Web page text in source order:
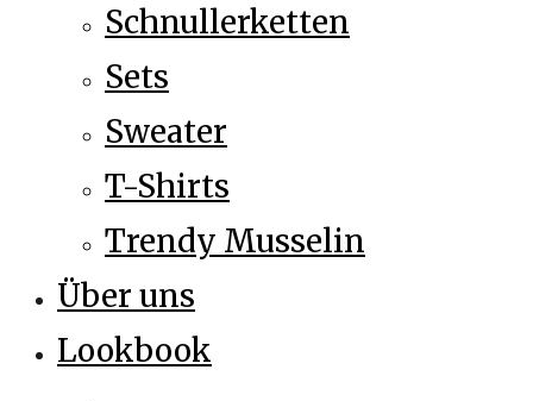
Schnullerketten
Sets
Sweater
T-Shirts
Trendy Musselin
Über uns
Lookbook